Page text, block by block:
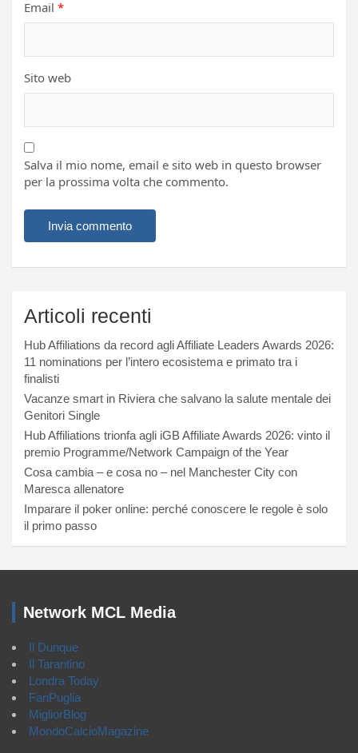
Email *
Sito web
Salva il mio nome, email e sito web in questo browser
per la prossima volta che commento.
Articoli recenti
Hub Affiliations da record agli Affiliate Leaders Awards 2026:
11 nominations per l’intero ecosistema e primato tra i
finalisti
Vacanze smart in Riviera che salvano la salute mentale dei
Genitori Single
Hub Affiliations trionfa agli iGB Affiliate Awards 2026: vinto il
premio Programme/Network Campaign of the Year
Cosa cambia – e cosa no – nel Manchester City con
Maresca allenatore
Imparare il poker online: perché conoscere le regole è solo
il primo passo
Network MCL Media
Il Dunque
Il Tarantino
Londra Today
FanPuglia
MigliorBlog
MondoCalcioMagazine